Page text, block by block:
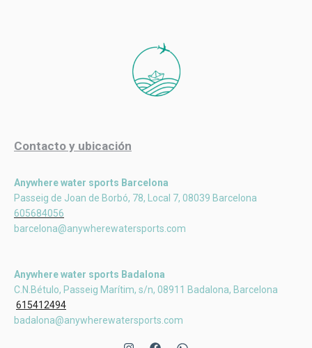
Contacto y ubicación
Anywhere water sports Barcelona
Passeig de Joan de Borbó, 78, Local 7, 08039 Barcelona
605684056
barcelona@anywherewatersports.com
Anywhere water sports Badalona
C.N.Bétulo, Passeig Marítim, s/n, 08911 Badalona, Barcelona
615412494
badalona@anywherewatersports.com